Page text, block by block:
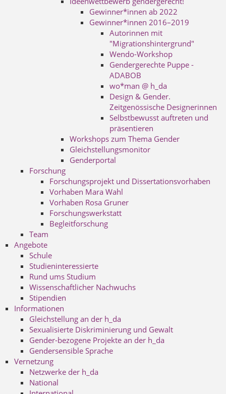
Gewinner*innen ab 2022
Gewinner*innen 2016–2019
Autorinnen mit
"Migrationshintergrund"
Wendo-Workshop
Gendergerechte Puppe -
ADABOB
wo*man @ h_da
Design & Gender.
Zeitgenössische Designerinnen
Selbstbewusst auftreten und
präsentieren
Workshops zum Thema Gender
Gleichstellungsmonitor
Genderportal
Forschung
Forschungsprojekt und Dissertationsvorhaben
Vorhaben Mara Wahl
Vorhaben Rosa Gruner
Forschungswerkstatt
Begleitforschung
Team
Angebote
Schule
Studieninteressierte
Rund ums Studium
Wissenschaftlicher Nachwuchs
Stipendien
Informationen
Gleichstellung an der h_da
Sexualisierte Diskriminierung und Gewalt
Gender-bezogene Projekte an der h_da
Gendersensible Sprache
Vernetzung
Netzwerke der h_da
National